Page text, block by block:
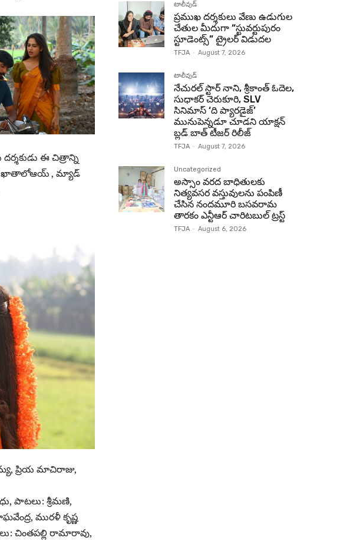
ఈ చిత్రాన్ని
ఖాతాలోఆయ్ , మ్యాడ్
ప్రియ మాచిరాజు,
పాటలు: శ్రీమణి,
మురళీ కృష్ణ
చింతపల్లి రామారావు,
టాలీవుడ్
ప్రముఖ దర్శకులు వేణు ఉడుగుల
చేతుల మీదుగా “స్టువర్టుపురం
స్టూడెంట్స్” ట్రైలర్ విడుదల
TFJA - August 7, 2026
టాలీవుడ్
నేచురల్ స్టార్ నాని, శ్రీకాంత్ ఓదెల,
సుధాకర్ చెరుకూరి, SLV
సినిమాస్ ‘ది ప్యారడైజ్’
మునుపెన్నడూ చూడని యాక్షన్
బ్లడ్ బాత్ టీజర్ రిలీజ్
TFJA - August 7, 2026
Uncategorized
అస్సాం వరద బాధితులకు
నిత్యవసర వస్తువులను పంపిణీ
చేసిన నందమూరి బసవరామ
తారకం ఎన్టీఆర్ చారిటబుల్ ట్రస్ట్
TFJA - August 6, 2026